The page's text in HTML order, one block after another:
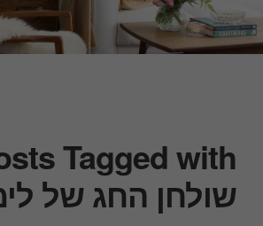
Tagged with
שולחן החג של